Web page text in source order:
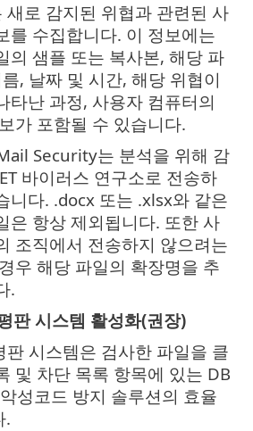
새로 감지된 위협과 관련된 사
를 수집합니다. 이 정보에는
의 샘플 또는 복사본, 해당 파
, 날짜 및 시간, 해당 위협이
타난 과정, 사용자 컴퓨터의
가 포함될 수 있습니다.
Security는 분석을 위해 감
바이러스 연구소로 전송하
니다. .docx 또는 .xlsx와 같은
은 항상 제외됩니다. 또한 사
조직에서 전송하지 않으려는
우 해당 파일의 확장명을 추
.
판 시스템 활성화(권장)
판 시스템은 검사한 파일을 클
및 차단 목록 항목에 있는 DB
성코드 방지 솔루션의 효율
.